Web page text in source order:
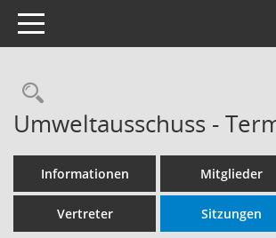
Toggle navigation
Rechercheauswahl
Umweltausschuss -
Informationen Mitglieder
Vertreter Sitzungen